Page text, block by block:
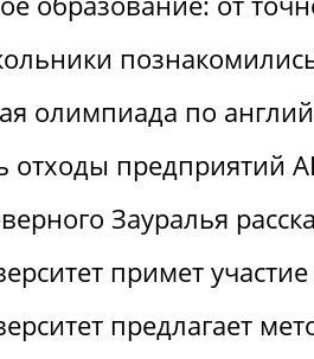
олимпиада по
отходы предприятий
Зауралья
примет
предлагает